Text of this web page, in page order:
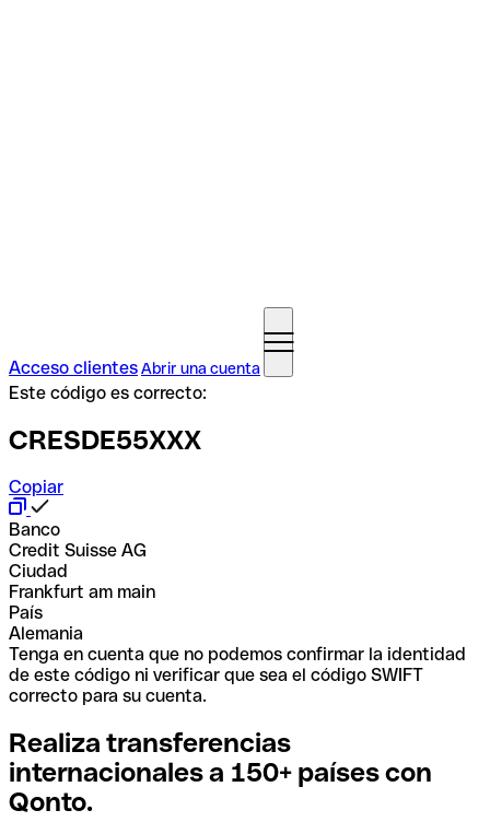
Acceso clientesAbrir una cuenta
Este código es correcto:
CRESDE55XXX
Copiar
Banco
Credit Suisse AG
Ciudad
Frankfurt am main
País
Alemania
Tenga en cuenta que no podemos confirmar la identidad
de este código ni verificar que sea el código SWIFT
correcto para su cuenta.
Realiza transferencias
internacionales a 150+ países con
Qonto.